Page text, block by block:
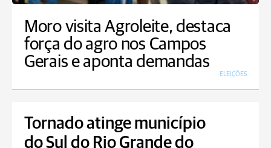
Moro visita Agroleite, destaca
força do agro nos Campos
Gerais e aponta demandas
ELEIÇÕES
Tornado atinge município
do Sul do Rio Grande do